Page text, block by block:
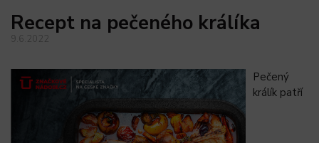
Recept na pečeného králíka
9.6.2022
Pečený
králík patří